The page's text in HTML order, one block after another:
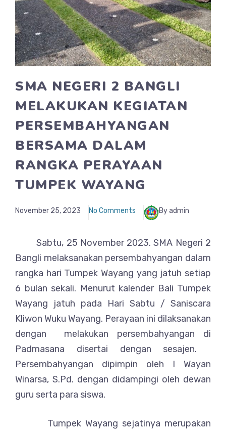
SMA NEGERI 2 BANGLI
MELAKUKAN KEGIATAN
PERSEMBAHYANGAN
BERSAMA DALAM
RANGKA PERAYAAN
TUMPEK WAYANG
November 25, 2023 No Comments By admin
Sabtu, 25 November 2023. SMA Negeri 2
Bangli melaksanakan persembahyangan dalam
rangka hari Tumpek Wayang yang jatuh setiap
6 bulan sekali. Menurut kalender Bali Tumpek
Wayang jatuh pada Hari Sabtu / Saniscara
Kliwon Wuku Wayang. Perayaan ini dilaksanakan
dengan melakukan persembahyangan di
Padmasana disertai dengan sesajen.
Persembahyangan dipimpin oleh I Wayan
Winarsa, S.Pd. dengan didampingi oleh dewan
guru serta para siswa.
Tumpek Wayang sejatinya merupakan